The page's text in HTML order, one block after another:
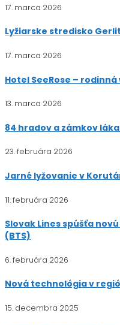
17. marca 2026
Lyžiarske stredisko
17. marca 2026
Hotel SeeRose –
13. marca 2026
84 hradov a zámkov
23. februára 2026
Jarné lyžovanie v
11. februára 2026
Slovak Lines spúšťa
(BTS)
6. februára 2026
Nová technológia v
15. decembra 2025